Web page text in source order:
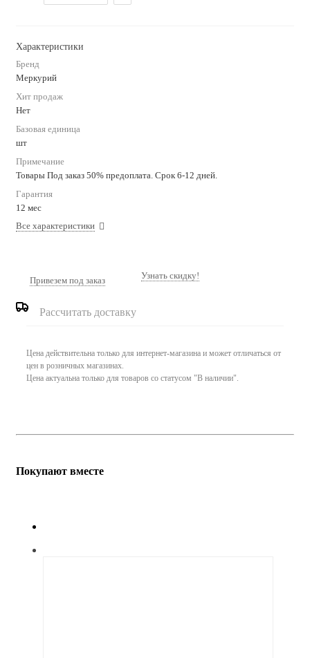
Характеристики
Бренд
Меркурий
Хит продаж
Нет
Базовая единица
шт
Примечание
Товары Под заказ 50% предоплата. Срок 6-12 дней.
Гарантия
12 мес
Все характеристики
Привезем под заказ Узнать скидку!
Рассчитать доставку
Цена действительна только для интернет-магазина и может отличаться от
цен в розничных магазинах.
Цена актуальна только для товаров со статусом "В наличии".
Покупают вместе